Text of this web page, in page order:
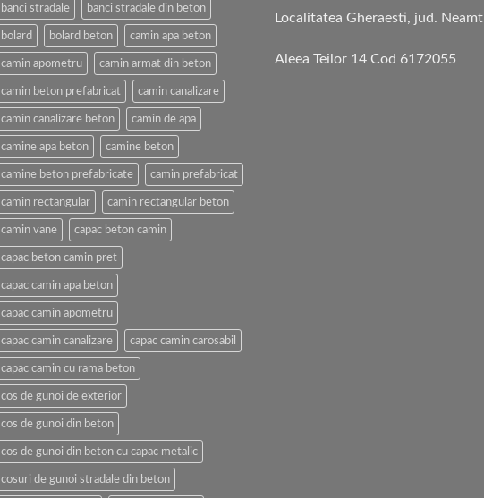
banci stradale banci stradale din beton
bolard bolard beton camin apa beton
camin apometru camin armat din beton
camin beton prefabricat camin canalizare
camin canalizare beton camin de apa
camine apa beton camine beton
camine beton prefabricate camin prefabricat
camin rectangular camin rectangular beton
camin vane capac beton camin
capac beton camin pret
capac camin apa beton
capac camin apometru
capac camin canalizare capac camin carosabil
capac camin cu rama beton
cos de gunoi de exterior
cos de gunoi din beton
cos de gunoi din beton cu capac metalic
cosuri de gunoi stradale din beton
Localitatea Gheraesti, jud. Neamt
Aleea Teilor 14 Cod 6172055